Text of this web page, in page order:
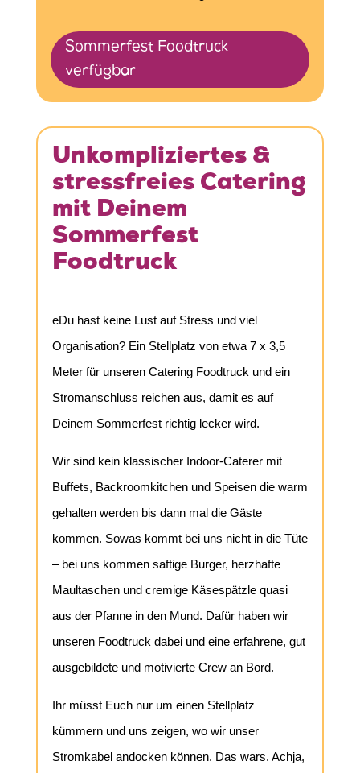
Sommerfest Foodtruck
verfügbar
Unkompliziertes &
stressfreies Catering
mit Deinem
Sommerfest
Foodtruck
eDu hast keine Lust auf Stress und viel
Organisation? Ein Stellplatz von etwa 7 x 3,5
Meter für unseren Catering Foodtruck und ein
Stromanschluss reichen aus, damit es auf
Deinem Sommerfest richtig lecker wird.
Wir sind kein klassischer Indoor-Caterer mit
Buffets, Backroomkitchen und Speisen die warm
gehalten werden bis dann mal die Gäste
kommen. Sowas kommt bei uns nicht in die Tüte
– bei uns kommen saftige Burger, herzhafte
Maultaschen und cremige Käsespätzle quasi
aus der Pfanne in den Mund. Dafür haben wir
unseren Foodtruck dabei und eine erfahrene, gut
ausgebildete und motivierte Crew an Bord.
Ihr müsst Euch nur um einen Stellplatz
kümmern und uns zeigen, wo wir unser
Stromkabel andocken können. Das wars. Achja,